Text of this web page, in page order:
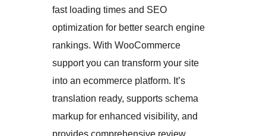
fast loading times and SEO
optimization for better search engine
rankings. With WooCommerce
support you can transform your site
into an ecommerce platform. It’s
translation ready, supports schema
markup for enhanced visibility, and